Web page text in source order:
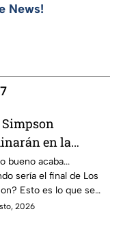
News!
Simpson
en la
40? Actriz
Simpson da
bueno acaba...
sería el final de Los
Esto es lo que se
2026